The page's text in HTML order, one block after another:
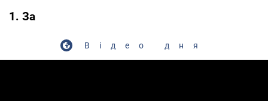
1. За
Відео дня